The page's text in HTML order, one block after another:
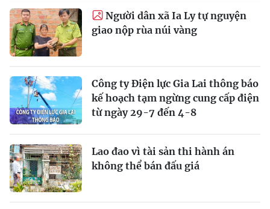
Người dân xã Ia Ly tự nguyện
giao nộp rùa núi vàng
Công ty Điện lực Gia Lai thông báo
kế hoạch tạm ngừng cung cấp điện
từ ngày 29-7 đến 4-8
Lao đao vì tài sản thi hành án
không thể bán đấu giá